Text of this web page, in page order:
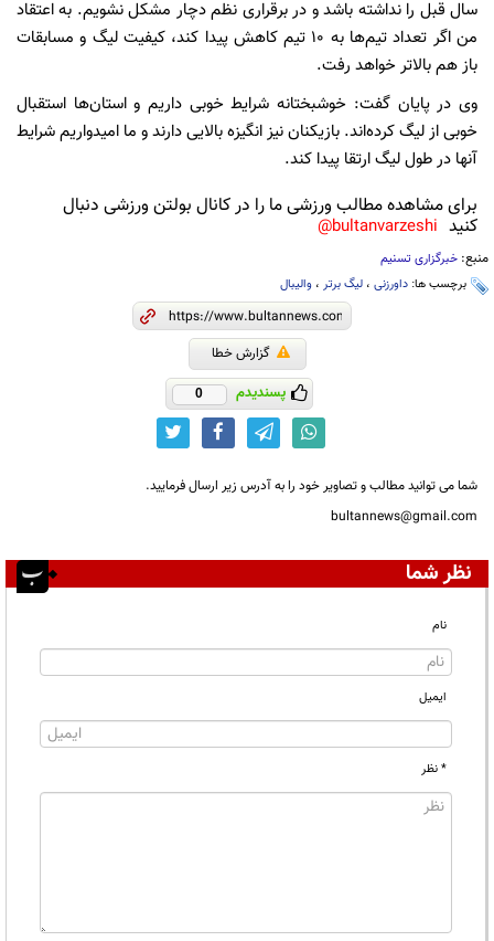
سال قبل را نداشته باشد و در برقراری نظم دچار مشکل نشویم. به اعتقاد
من اگر تعداد تیم‌ها به 10 تیم کاهش پیدا کند، کیفیت لیگ و مسابقات
باز هم بالاتر خواهد رفت.
وی در پایان گفت: خوشبختانه شرایط خوبی داریم و استان‌ها استقبال
خوبی از لیگ کرده‌اند. بازیکنان نیز انگیزه بالایی دارند و ما امیدواریم شرایط
آنها در طول لیگ ارتقا پیدا کند.
برای مشاهده مطالب ورزشی ما را در کانال بولتن ورزشی دنبال
کنید bultanvarzeshi@
منبع: خبرگزاری تسنیم
برچسب ها: داورزنی ، لیگ برتر ، والیبال
گزارش خطا
پسندیدم 0
شما می توانید مطالب و تصاویر خود را به آدرس زیر ارسال فرمایید.
bultannews@gmail.com
نظر شما
نام
ایمیل
* نظر